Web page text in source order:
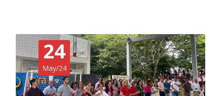
24
May/24